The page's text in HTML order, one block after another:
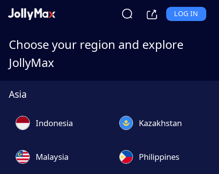
LOG IN
Choose your region and explore
JollyMax
Asia
Indonesia Kazakhstan
Malaysia Philippines